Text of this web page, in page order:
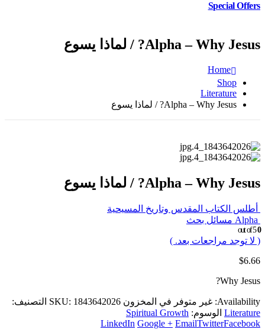
Special Offers
Alpha – Why Jesus? / لماذا يسوع
Home
Shop
Literature
Alpha – Why Jesus? / لماذا يسوع
Alpha – Why Jesus? / لماذا يسوع
أطلس الكتاب المقدس وتاريخ المسيحية
Alpha مسائل بحث
0
out of 5
( لا توجد مراجعات بعد. )
$6.66
Why Jesus?
Availability: غير متوفر في المخزون SKU: 1843642026
التصنيف:
Literature الوسوم: Spiritual Growth
Facebook
Twitter
LinkedIn Google + Email